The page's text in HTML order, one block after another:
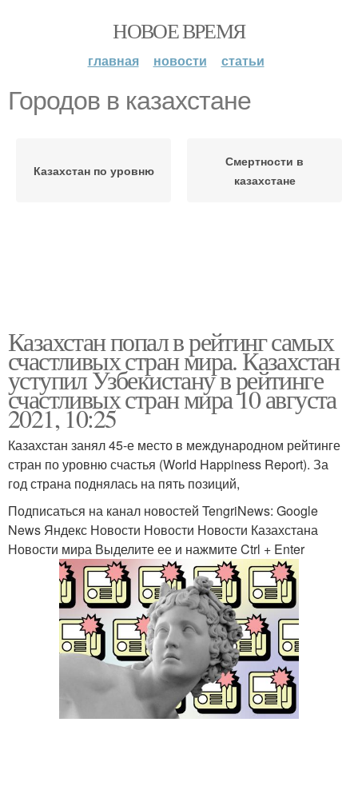
НОВОЕ ВРЕМЯ
главная новости статьи
Городов в казахстане
Казахстан по уровню
Смертности в
казахстане
Казахстан попал в рейтинг самых
счастливых стран мира. Казахстан
уступил Узбекистану в рейтинге
счастливых стран мира 10 августа
2021, 10:25
Казахстан занял 45-е место в международном рейтинге
стран по уровню счастья (World Happiness Report). За
год страна поднялась на пять позиций,
Подписаться на канал новостей TengriNews: Google
News Яндекс Новости Новости Новости Казахстана
Новости мира Выделите ее и нажмите Ctrl + Enter